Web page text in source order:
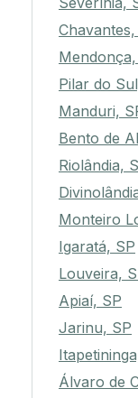
Chavantes,
Pilar do
Manduri,
Bento de
Riolândia,
Monteiro
Igaratá, SP
Louveira,
Apiaí, SP
Jarinu, SP
Álvaro de